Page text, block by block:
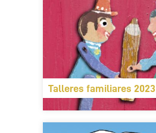
Talleres familiares 2023